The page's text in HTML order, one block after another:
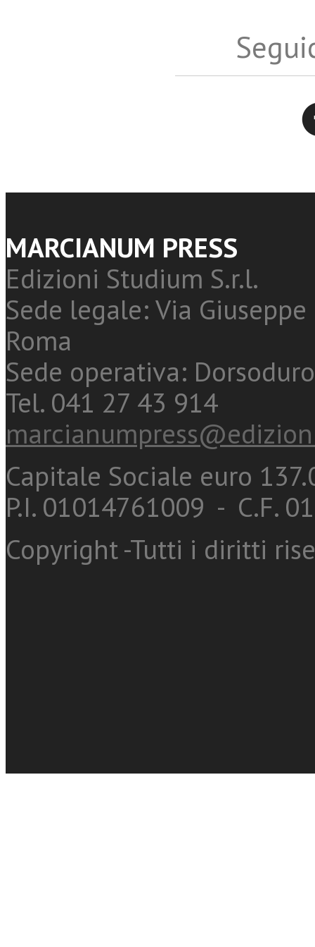
MARCIANUM PRESS
Edizioni Studium S.r.l.
Sede legale: Via
Roma
Sede operativa:
Tel. 041 27 43 914
Capitale Sociale euro
P.I. 01014761009 - C.F.
Copyright -Tutti i diritti